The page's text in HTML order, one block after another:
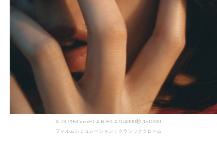
X-T3 /XF35mmF1.4 R /F1.4 /1/4000秒 /ISO200
フィルムシミュレーション：クラシッククローム